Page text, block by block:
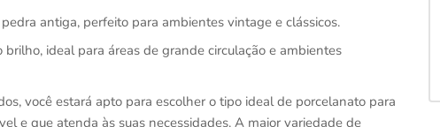
antiga, perfeito para ambientes vintage e clássicos.
ideal para áreas de grande circulação e ambientes
você estará apto para escolher o tipo ideal de porcelanato para
e que atenda às suas necessidades. A maior variedade de